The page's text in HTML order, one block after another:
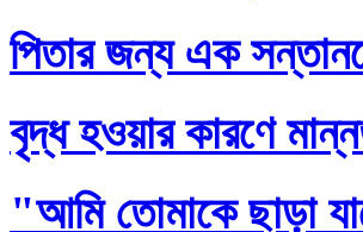
পিতার জন্য এক
বৃদ্ধ হওয়ার কারণে
"আমি তোমাকে ছাড়া